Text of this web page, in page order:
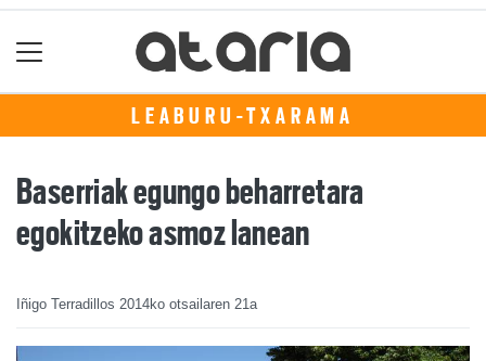
LEABURU-TXARAMA
Baserriak egungo beharretara
egokitzeko asmoz lanean
Iñigo Terradillos 2014ko otsailaren 21a